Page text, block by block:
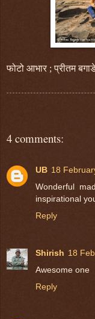
फोटो आभार ; प्रीतम
4 comments:
UB 18
Wonderful
inspirational
Reply
Shirish 18
Awesome one
Reply